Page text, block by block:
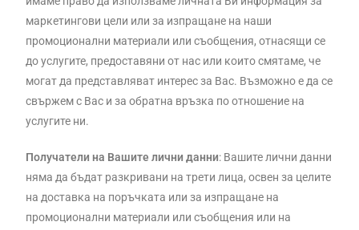
маркетингови цели или за изпращане на наши
промоционални материали или съобщения, отнасящи се
до услугите, предоставяни от нас или които смятаме, че
могат да представляват интерес за Вас. Възможно е да се
свържем с Вас и за обратна връзка по отношение на
услугите ни.
Получатели на Вашите лични данни: Вашите лични данни
няма да бъдат разкривани на трети лица, освен за целите
на доставка на поръчката или за изпращане на
промоционални материали или съобщения или на